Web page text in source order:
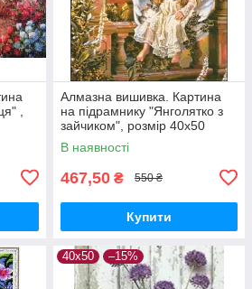
,
Алмазна вишивка. Картина
на підрамнику "Янголятко з
зайчиком", розмір 40х50
В наявності
467,50 ₴ 550 ₴
Купити
40х50 –15%